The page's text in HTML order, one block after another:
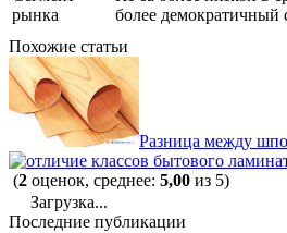
рынка
более демократичный
Похожие статьи
Разница между
(2 оценок, среднее: 5,00 из 5)
Загрузка...
Последние публикации